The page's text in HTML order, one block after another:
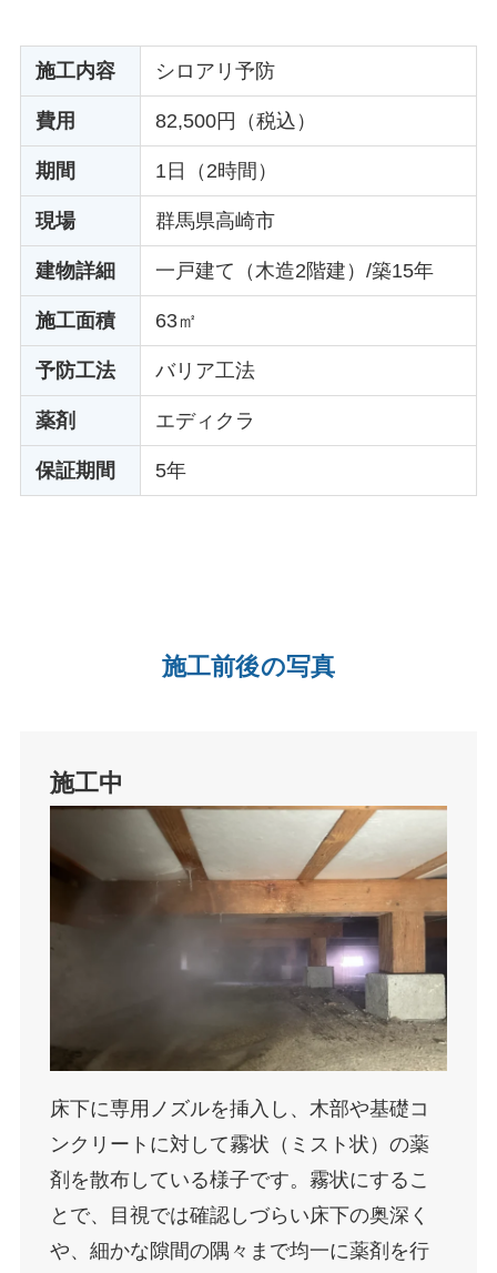
施工内容 シロアリ予防
費用 82,500円（税込）
期間 1日（2時間）
現場 群馬県高崎市
建物詳細 一戸建て（木造2階建）/築15年
施工面積 63㎡
予防工法 バリア工法
薬剤 エディクラ
保証期間 5年
施工前後の写真
施工中
床下に専用ノズルを挿入し、木部や基礎コ
ンクリートに対して霧状（ミスト状）の薬
剤を散布している様子です。霧状にするこ
とで、目視では確認しづらい床下の奥深く
や、細かな隙間の隅々まで均一に薬剤を行